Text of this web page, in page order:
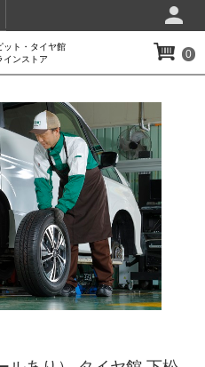
ット・タイヤ館
インストア
0